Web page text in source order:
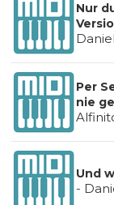
Nur
Per
nie
Und
-